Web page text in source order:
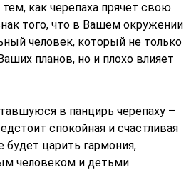
как черепаха прячет свою
того, что в Вашем окружении
человек, который не только
планов, но и плохо влияет
в панцирь черепаху –
спокойная и счастливая
царить гармония,
человеком и детьми